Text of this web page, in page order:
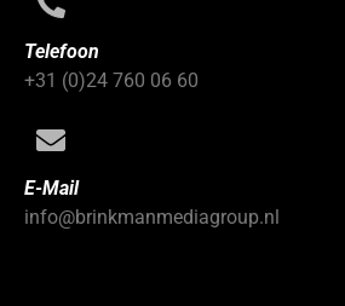
Telefoon
+31 (0)24 760 06 60
E-Mail
info@brinkmanmediagroup.nl